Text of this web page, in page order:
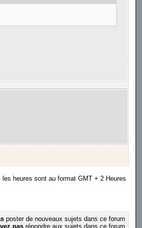
les heures sont au format GMT + 2 Heures
poster de nouveaux sujets dans ce forum
pasrépondre aux sujets dans ce forum